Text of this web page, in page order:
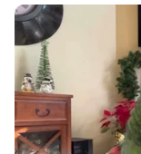
ഏഷ്യാനെറ്റ്
കുടിയൊഴുപ്പിക്കൽ
ഒമ്പതിനകം
നടപ്പാക്കണമെന്ന്